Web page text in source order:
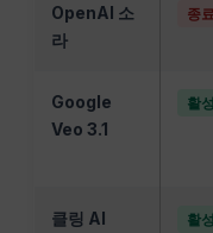
OpenAI 소
라
종
Google
Veo 3.1
활성
클링 AI 활성